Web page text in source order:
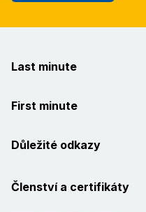
Last minute
First minute
Důležité odkazy
Členství a certifikáty